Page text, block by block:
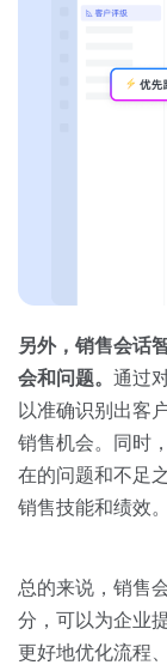
另外，销售会话
会和问题。 通过
以准确识别出客
销售机会。同时
在的问题和不足
销售技能和绩效。
总的来说，销售
分，可以为企业
更好地优化流程